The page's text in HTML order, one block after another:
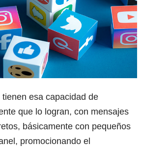
esa capacidad de
que lo logran, con mensajes
básicamente con pequeños
promocionando el